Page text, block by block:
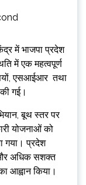
में भाजपा प्रदेश
में एक महत्वपूर्ण
एसआईआर तथा
गई।
बूथ स्तर पर
योजनाओं को
गया। प्रदेश
अधिक सशक्त
आह्वान किया।